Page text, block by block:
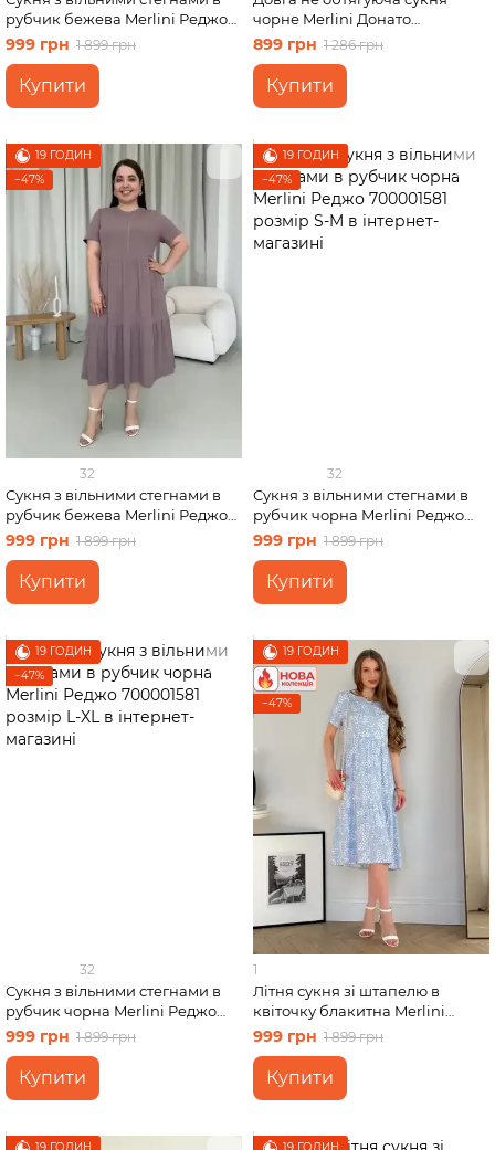
рубчик бежева Merlini Реджо
700001582 розмір 2XL-3XL
999 грн 1 899 грн
Купити
чорне Merlini Донато
700001381 розмір 46-48 (L-XL)
899 грн 1 286 грн
Купити
19 ГОДИН
−47%
32
Сукня з вільними стегнами в
рубчик бежева Merlini Реджо
700001582 розмір 4XL-5XL
999 грн 1 899 грн
Купити
19 ГОДИН
−47%
32
Сукня з вільними стегнами в
рубчик чорна Merlini Реджо
700001581 розмір S-M
999 грн 1 899 грн
Купити
19 ГОДИН
−47%
32
Сукня з вільними стегнами в
рубчик чорна Merlini Реджо
700001581 розмір L-XL
999 грн 1 899 грн
Купити
19 ГОДИН
−47%
1
Літня сукня зі штапелю в
квіточку блакитна Merlini
Казерта 700001882 розмір S-M
999 грн 1 899 грн
Купити